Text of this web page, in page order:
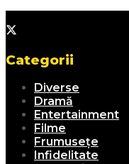
Categorii
Diverse
Dramă
Entertainment
Filme
Frumusețe
Infidelitate